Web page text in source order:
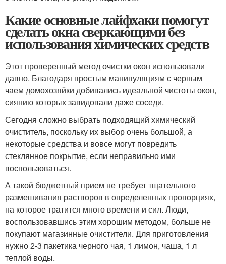
Какие основные лайфхаки помогут
сделать окна сверкающими без
использования химических средств
Этот проверенный метод очистки окон использовали
давно. Благодаря простым манипуляциям с черным
чаем домохозяйки добивались идеальной чистоты окон,
сиянию которых завидовали даже соседи.
Сегодня сложно выбрать подходящий химический
очиститель, поскольку их выбор очень большой, а
некоторые средства и вовсе могут повредить
стеклянное покрытие, если неправильно ими
воспользоваться.
А такой бюджетный прием не требует тщательного
размешивания растворов в определенных пропорциях,
на которое тратится много времени и сил. Люди,
воспользовавшись этим хорошим методом, больше не
покупают магазинные очистители. Для приготовления
нужно 2-3 пакетика черного чая, 1 лимон, чаша, 1 л
теплой воды.